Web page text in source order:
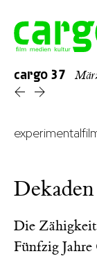
cargo 37
Die
Fünfzig